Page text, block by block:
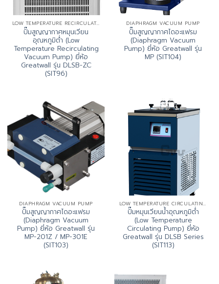
LOW TEMPERATURE RECIRCULATING VACUUM PUMP
ปั๊มสูญญากาศหมุนเวียน
อุณหภูมิต่ำ (Low
Temperature Recirculating
Vacuum Pump) ยี่ห้อ
Greatwall รุ่น DLSB-ZC
(SIT96)
DIAPHRAGM VACUUM PUMP
ปั๊มสูญญากาศไดอะแฟรม
(Diaphragm Vacuum
Pump) ยี่ห้อ Greatwall รุ่น
MP (SIT104)
DIAPHRAGM VACUUM PUMP
ปั๊มสูญญากาศไดอะแฟรม
(Diaphragm Vacuum
Pump) ยี่ห้อ Greatwall รุ่น
MP-201Z / MP-301E
(SIT103)
LOW TEMPERATURE CIRCULATING PUMP (DLSB SERIES)
ปั๊มหมุนเวียนน้ำอุณหภูมิต่ำ
(Low Temperature
Circulating Pump) ยี่ห้อ
Greatwall รุ่น DLSB Series
(SIT113)